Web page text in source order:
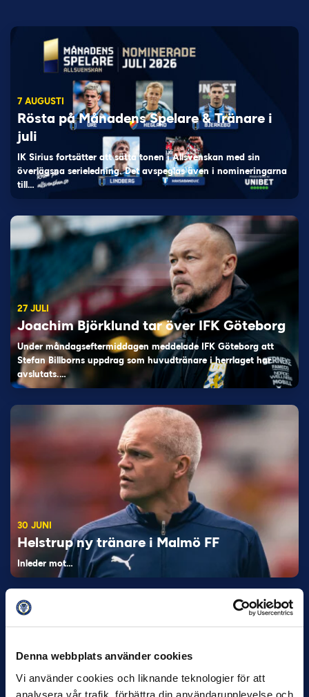
Denna webbplats använder cookies
Vi använder cookies och liknande teknologier för att
analysera vår trafik, förbättra din användarupplevelse och
7 AUGUSTI
Rösta på Månadens Spelare & Tränare i
juli
IK Sirius fortsätter att sätta tonen i Allsvenskan med sin
överlägsna serieledning. Det avspeglas även i nomineringarna
till…
27 JULI
Joachim Björklund tar över IFK Göteborg
Under måndagseftermiddagen meddelade IFK Göteborg att
Stefan Billborns uppdrag som huvudtränare i herrlaget har
avslutats.…
30 JUNI
Helstrup ny tränare i Malmö FF
Inleder mot…